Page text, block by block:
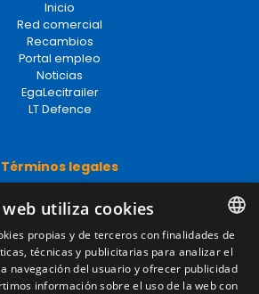
Red comercial
Recambios
Portal empleo
Noticias
EgaLecitrailer
LT Defence
Aviso legal
Política de privacidad
Política de cookies
generales de venta
Gestionar cookies
SPANISH
ENGLISH
web utiliza cookies
propias y de terceros con finalidades de
técnicas y publicitarias para analizar el
navegación del usuario y ofrecer publicidad
información sobre el uso de la web con